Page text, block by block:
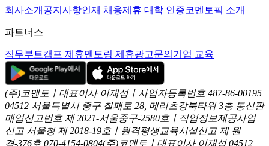
회사소개 공지사항인재 채용제휴 대학 인증코멘토픽 소개
파트너스
직무부트캠프 제휴멘토링 제휴광고문의 기업 교육
(주)코멘토ㅣ대표이사 이재성ㅣ사업자등록번호 487-86-00195
04512 서울특별시 중구 칠패로 28, 메리츠강북타워 3층 통신판
매업신고번호 제 2021-서울중구-2580호ㅣ직업정보제공사업
신고 서울청 제 2018-19호ㅣ원격평생교육시설신고 제 원
격-376호 070-4154-0804(주)코멘토ㅣ대표이사 이재성 04512